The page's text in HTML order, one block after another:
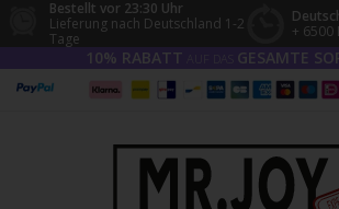
Bestellt vor 23:30 Uhr
Lieferung nach Deutschland 1-2
Tage
+ 6500
10% RABATT GESAMTE